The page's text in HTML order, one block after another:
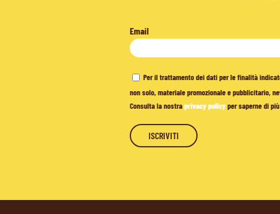
Email
Per il trattamento dei dati per le finalità
non solo, materiale promozionale e pubblicitario,
Consulta la nostraprivacy policyper saperne di